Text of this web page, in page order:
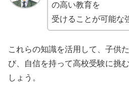
の高い教育を
受けることが可能な
これらの知識を活用して、子供
び、自信を持って高校受験に挑
しょう。